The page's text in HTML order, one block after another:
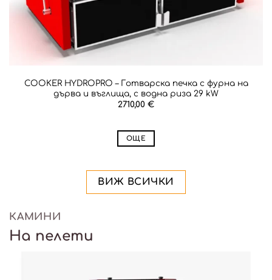
COOKER HYDROPRO – Готварска печка с фурна на
дърва и въглища, с водна риза 29 kW
2710,00 €
ОЩЕ
ВИЖ ВСИЧКИ
КАМИНИ
На пелети